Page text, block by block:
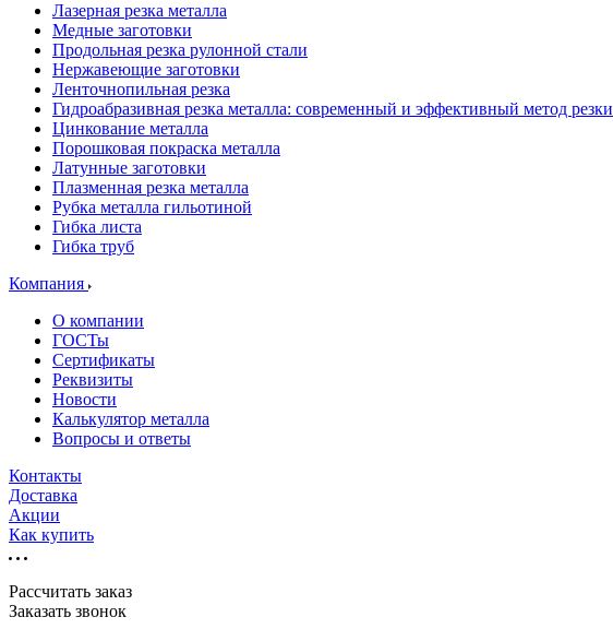
Лазерная резка металла
Медные заготовки
Продольная резка рулонной стали
Нержавеющие заготовки
Ленточнопильная резка
Гидроабразивная резка металла: современный и эффективный метод резки
Цинкование металла
Порошковая покраска металла
Латунные заготовки
Плазменная резка металла
Рубка металла гильотиной
Гибка листа
Гибка труб
Компания
О компании
ГОСТы
Сертификаты
Реквизиты
Новости
Калькулятор металла
Вопросы и ответы
Контакты
Доставка
Акции
Как купить
Рассчитать заказ
Заказать звонок